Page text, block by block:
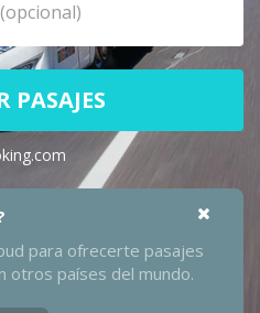
PASAJES
para ofrecerte pasajes
otros países del mundo.